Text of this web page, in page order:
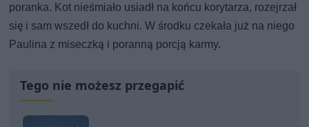
poranka. Kot nieśmiało usiadł na końcu korytarza, rozejrzał
się i sam wszedł do kuchni. W środku czekała już na niego
Paulina z miseczką i poranną porcją karmy.
Tego nie możesz przegapić